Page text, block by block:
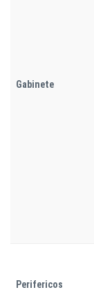
Gabinete
Perifericos